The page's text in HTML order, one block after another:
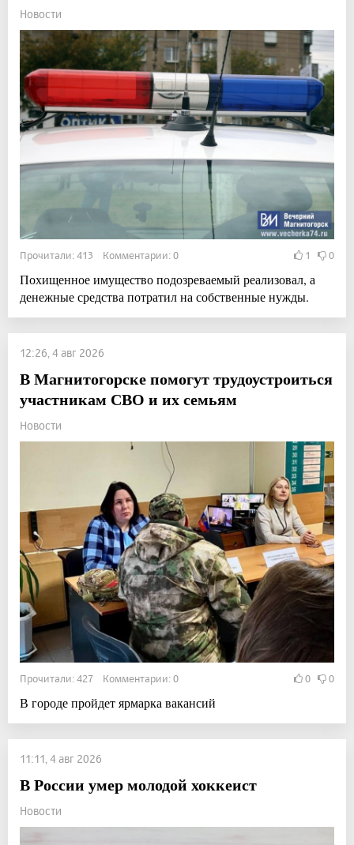
Новости
Прочитали: 413 Комментарии: 0 1 0
Похищенное имущество подозреваемый реализовал, а
денежные средства потратил на собственные нужды.
12:26, 4 авг 2026
В Магнитогорске помогут трудоустроиться
участникам СВО и их семьям
Новости
Прочитали: 427 Комментарии: 0 0 0
В городе пройдет ярмарка вакансий
11:11, 4 авг 2026
В России умер молодой хоккеист
Новости